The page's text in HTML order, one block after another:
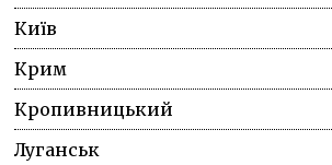
Київ
Крим
Кропивницький
Луганськ